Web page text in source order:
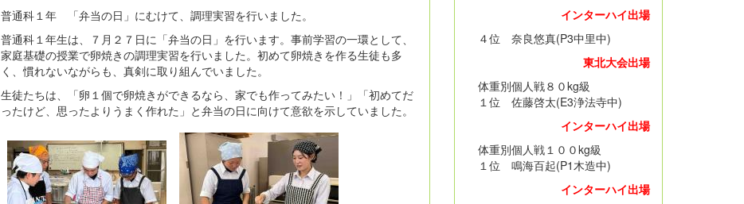
普通科１年 「弁当の日」にむけて、調理実習を行いました。
普通科１年生は、７月２７日に「弁当の日」を行います。事前学習の一環として、
家庭基礎の授業で卵焼きの調理実習を行いました。初めて卵焼きを作る生徒も多
く、慣れないながらも、真剣に取り組んでいました。
生徒たちは、「卵１個で卵焼きができるなら、家でも作ってみたい！」「初めてだ
ったけど、思ったよりうまく作れた」と弁当の日に向けて意欲を示していました。
インターハイ出場
４位 奈良悠真(P3中里中)
東北大会出場
体重別個人戦８０kg級
１位 佐藤啓太(E3浄法寺中)
インターハイ出場
体重別個人戦１００kg級
１位 鳴海百起(P1木造中)
インターハイ出場